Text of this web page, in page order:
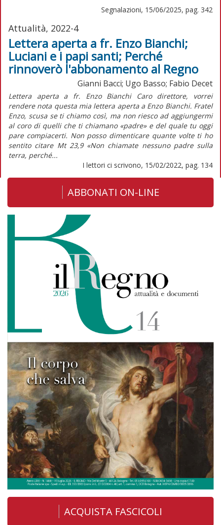
Segnalazioni, 15/06/2025, pag. 342
Attualità, 2022-4
Lettera aperta a fr. Enzo Bianchi;
Luciani e i papi santi; Perché
rinnoverò l'abbonamento al Regno
Gianni Bacci; Ugo Basso; Fabio Decet
Lettera aperta a fr. Enzo Bianchi Caro direttore, vorrei
rendere nota questa mia lettera aperta a Enzo Bianchi. Fratel
Enzo, scusa se ti chiamo così, ma non riesco ad aggiungermi
al coro di quelli che ti chiamano «padre» e del quale tu oggi
pare compiacerti. Non posso dimenticare quante volte ti ho
sentito citare Mt 23,9 «Non chiamate nessuno padre sulla
terra, perché...
I lettori ci scrivono, 15/02/2022, pag. 134
ABBONATI ON-LINE
ACQUISTA FASCICOLI